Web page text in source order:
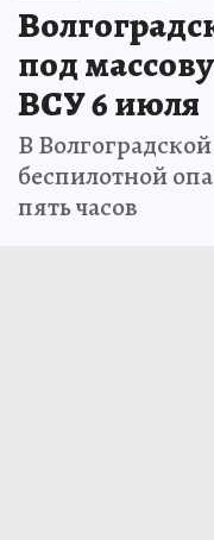
под
ВСУ 6 июля
В
беспилотной
пять часов